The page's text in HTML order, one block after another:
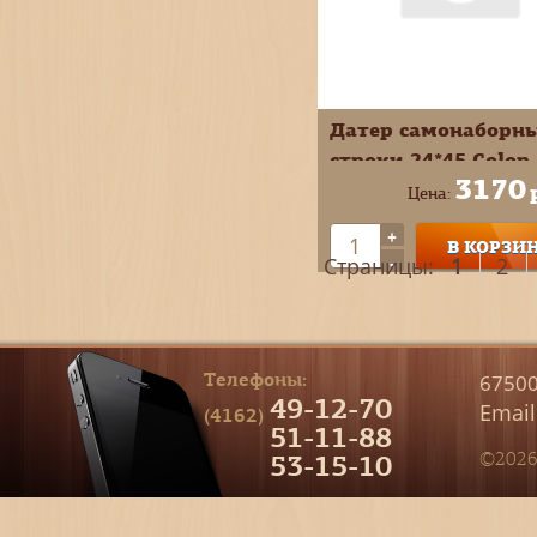
Датер
строки 24*45 Colop
Printer Line 4мм
банковский 1 касса
S260
Цена: 3170
+
-
В
Страницы: 1 2
Телефоны:
(4162) 49-12-70
51-11-88
53-15-10